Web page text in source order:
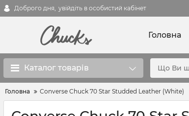
Доброго дня, увійдіть в особистий кабінет
Головна
Каталог товарів
Головна Converse Chuck 70 Star Studded Leather (White)